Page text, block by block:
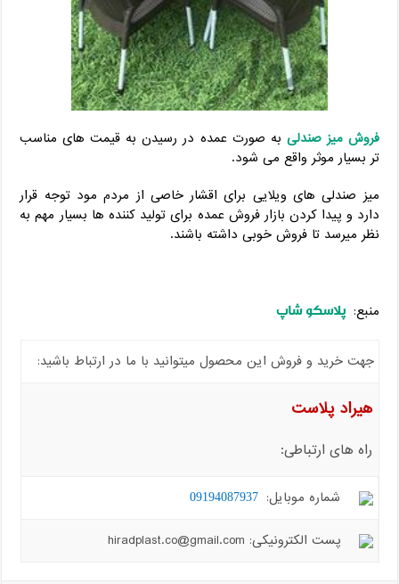
فروش میز صندلی به صورت عمده در رسیدن به قیمت های مناسب
تر بسیار موثر واقع می شود.
میز صندلی های ویلایی برای اقشار خاصی از مردم مود توجه قرار
دارد و پیدا کردن بازار فروش عمده برای تولید کننده ها بسیار مهم به
نظر میرسد تا فروش خوبی داشته باشند.
منبع: پلاسکو شاپ
جهت خرید و فروش این محصول میتوانید با ما در ارتباط باشید:
هیراد پلاست
راه های ارتباطی:
شماره موبایل: 09194087937
پست الکترونیکی: hiradplast.co@gmail.com